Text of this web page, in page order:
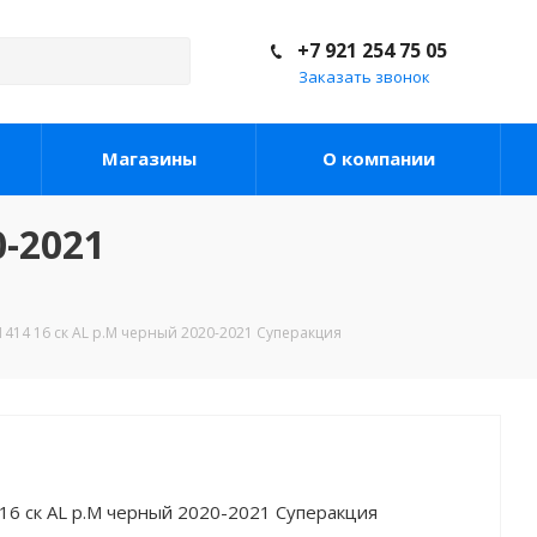
+7 921 254 75 05
Заказать звонок
Магазины О компании
16 ск AL р.M черный 2020-2021 Суперакция
ск AL р.M черный 2020-2021 Суперакция